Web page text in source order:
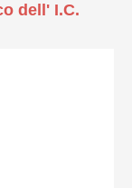
dell' I.C.